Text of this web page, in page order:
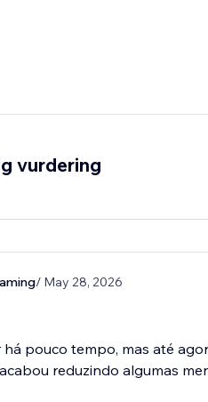
vurdering
/ May 28, 2026
há pouco tempo, mas até
reduzindo algumas